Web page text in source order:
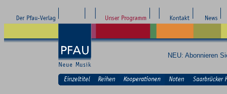
NEU: Abonnieren